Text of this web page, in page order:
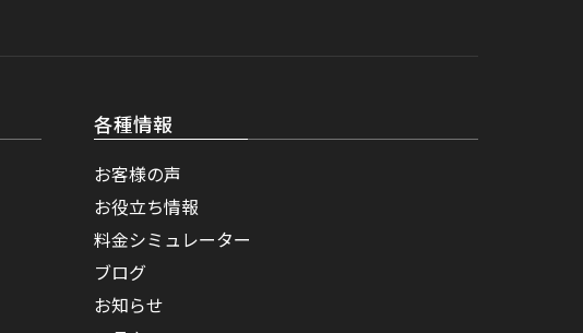
各種情報
お客様の声
お役立ち情報
料金シミュレーター
ブログ
お知らせ